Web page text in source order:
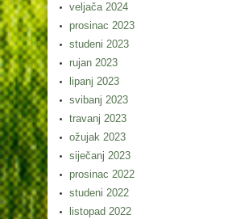
veljača 2024
prosinac 2023
studeni 2023
rujan 2023
lipanj 2023
svibanj 2023
travanj 2023
ožujak 2023
siječanj 2023
prosinac 2022
studeni 2022
listopad 2022